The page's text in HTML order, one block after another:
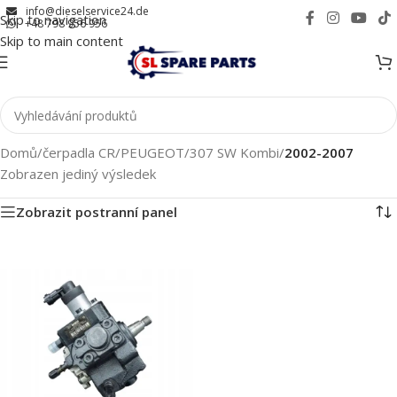
Skip to navigation
Skip to main content
info@dieselservice24.de
+48 798 956 956
Domů/čerpadla CR/PEUGEOT/307 SW Kombi/2002-2007
Zobrazen jediný výsledek
Zobrazit postranní panel